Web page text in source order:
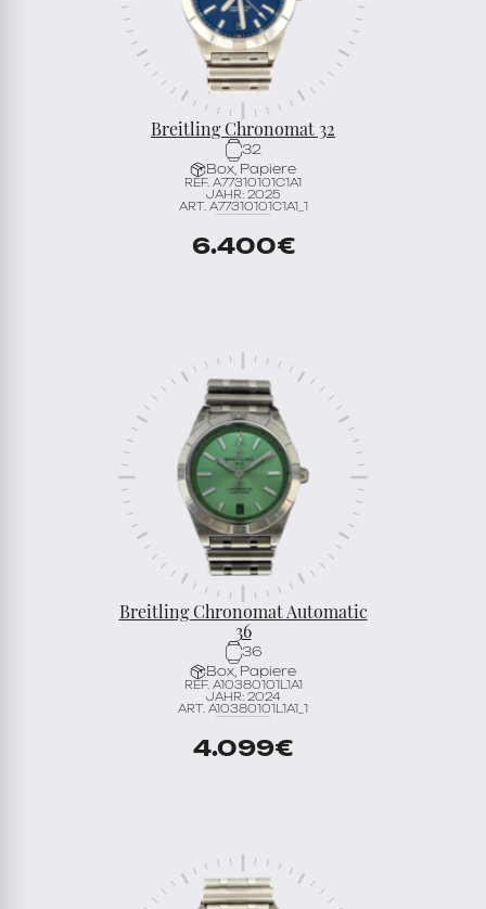
Breitling Chronomat 32
32
Box, Papiere
REF. A77310101C1A1
JAHR: 2025
ART. A77310101C1A1_1
6.400€
Breitling Chronomat Automatic
36
36
Box, Papiere
REF. A10380101L1A1
JAHR: 2024
ART. A10380101L1A1_1
4.099€